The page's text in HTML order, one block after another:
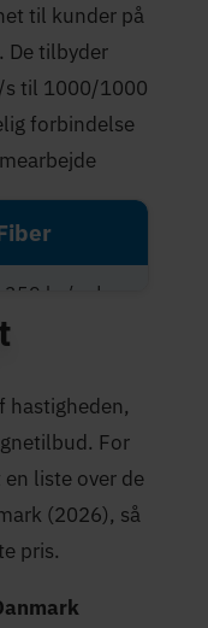
til kunder på
De tilbyder
s til 1000/1000
forbindelse
kr./md.
hastigheden,
For
liste over de
(2026), så
pris.